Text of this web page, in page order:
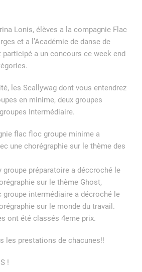
Lonis, élèves a la compagnie Flac
et a l’Académie de danse de
participé a un concours ce week end
les Scallywag dont vous entendrez
en minime, deux groupes
Intermédiaire.
flac floc groupe minime a
une chorégraphie sur le thème des
groupe préparatoire a déccroché le
sur le thème Ghost,
intermédiaire a décroché le
sur le monde du travail.
ont été classés 4eme prix.
les prestations de chacunes!!
!